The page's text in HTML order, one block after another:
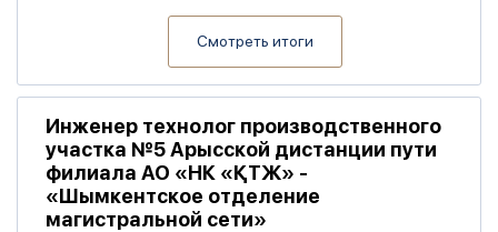
Смотреть итоги
Инженер технолог производственного
участка №5 Арысской дистанции пути
филиала АО «НК «ҚТЖ» -
«Шымкентское отделение
магистральной сети»